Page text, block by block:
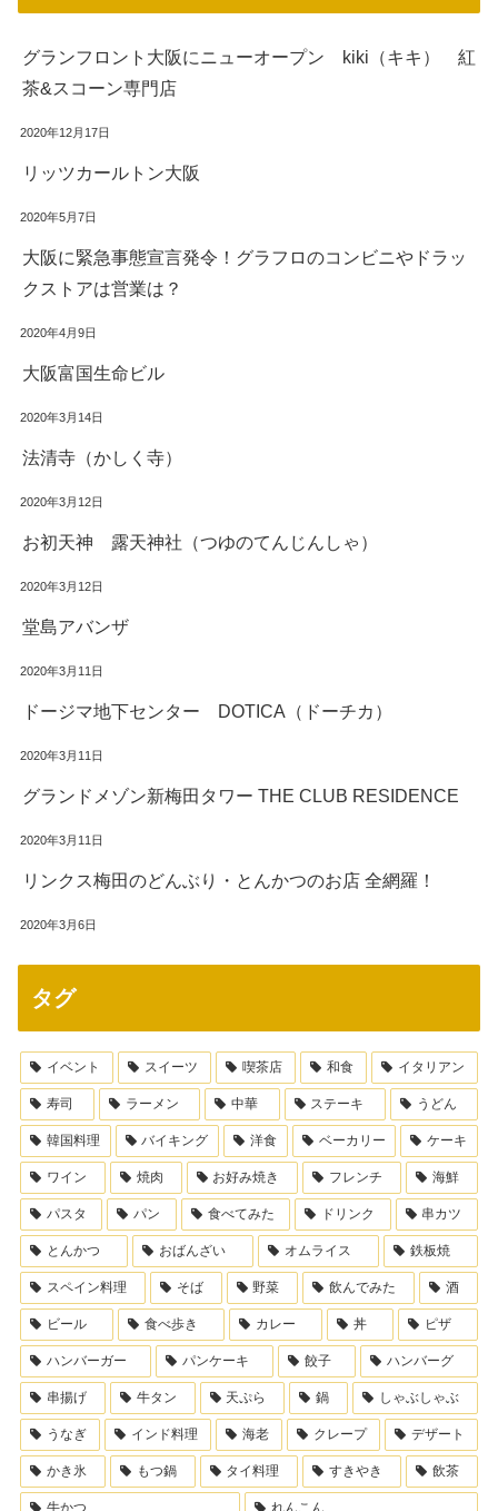
グランフロント大阪にニューオープン kiki（キキ） 紅
茶&スコーン専門店
2020年12月17日
リッツカールトン大阪
2020年5月7日
大阪に緊急事態宣言発令！グラフロのコンビニやドラッ
クストアは営業は？
2020年4月9日
大阪富国生命ビル
2020年3月14日
法清寺（かしく寺）
2020年3月12日
お初天神 露天神社（つゆのてんじんしゃ）
2020年3月12日
堂島アバンザ
2020年3月11日
ドージマ地下センター DOTICA（ドーチカ）
2020年3月11日
グランドメゾン新梅田タワー THE CLUB RESIDENCE
2020年3月11日
リンクス梅田のどんぶり・とんかつのお店 全網羅！
2020年3月6日
タグ
イベント スイーツ 喫茶店 和食 イタリアン
寿司 ラーメン 中華 ステーキ うどん
韓国料理 バイキング 洋食 ベーカリー ケーキ
ワイン 焼肉 お好み焼き フレンチ 海鮮
パスタ パン 食べてみた ドリンク 串カツ
とんかつ おばんざい オムライス 鉄板焼
スペイン料理 そば 野菜 飲んでみた 酒
ビール 食べ歩き カレー 丼 ピザ
ハンバーガー パンケーキ 餃子 ハンバーグ
串揚げ 牛タン 天ぷら 鍋 しゃぶしゃぶ
うなぎ インド料理 海老 クレープ デザート
かき氷 もつ鍋 タイ料理 すきやき 飲茶
牛かつ れんこん